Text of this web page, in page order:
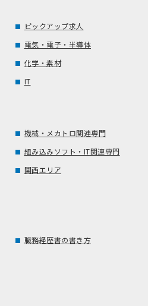
ピックアップ求人
電気・電子・半導体
化学・素材
IT
機械・メカトロ関連専門
組み込みソフト・IT関連専門
関西エリア
職務経歴書の書き方